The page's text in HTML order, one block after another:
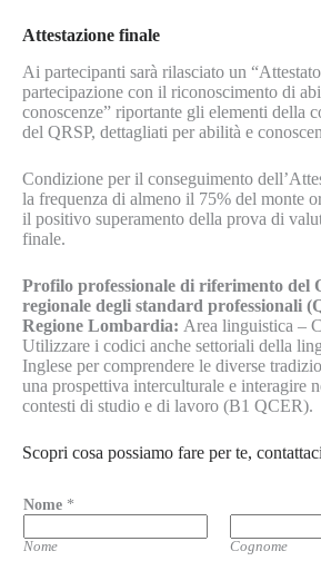
Attestazione finale
Ai partecipanti sarà rilasciato un
partecipazione con il riconoscimento di
conoscenze” riportante gli elementi della
del QRSP, dettagliati per abilità e
Condizione per il conseguimento
la frequenza di almeno il 75% del monte
il positivo superamento della prova di
finale.
Profilo professionale di riferimento del
regionale degli standard professionali
Regione Lombardia: Area linguistica –
Utilizzare i codici anche settoriali della
Inglese per comprendere le diverse
una prospettiva interculturale e interagire
contesti di studio e di lavoro (B1 QCER).
Scopri cosa possiamo fare per te,
Nome *
Nome Cognome